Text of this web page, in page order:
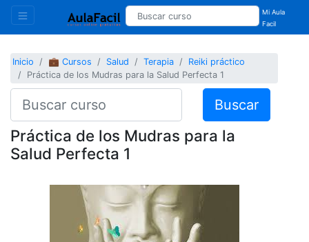
Mi Aula
Facil
Inicio 💼 Cursos Salud Terapia
Reiki práctico
Práctica de los Mudras para la Salud Perfecta 1
Buscar
Práctica de los Mudras para la
Salud Perfecta 1